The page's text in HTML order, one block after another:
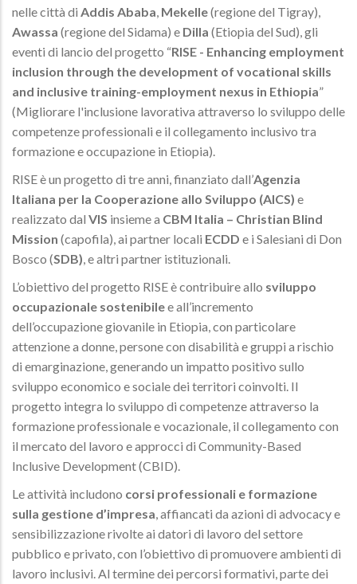
nelle città di Addis Ababa Mekelle(regione del Tigray),
Awassa (regione del Sidama) e Dilla (Etiopia del Sud), gli
eventi di lancio del progetto “RISE - Enhancing employment
inclusion through the development of vocational skills
and inclusive training-employment nexus in Ethiopia”
(Migliorare l'inclusione lavorativa attraverso lo sviluppo delle
competenze professionali e il collegamento inclusivo tra
formazione e occupazione in Etiopia).
RISE è un progetto di tre anni, finanziato dall’Agenzia
Italiana per la Cooperazione allo Sviluppo (AICS) e
realizzato dal VIS insieme a CBM Italia – Christian Blind
Mission (capofila), ai partner locali ECDD e i Salesiani di Don
Bosco (SDB) , e altri partner istituzionali.
L’obiettivo del progetto RISE è contribuire allo sviluppo
occupazionale sostenibilee all’incremento
dell’occupazione giovanile in Etiopia, con particolare
attenzione a donne, persone con disabilità e gruppi a rischio
di emarginazione, generando un impatto positivo sullo
sviluppo economico e sociale dei territori coinvolti. Il
progetto integra lo sviluppo di competenze attraverso la
formazione professionale e vocazionale, il collegamento con
il mercato del lavoro e approcci di Community-Based
Inclusive Development (CBID).
Le attività includono corsi professionali e formazione
sulla gestione d’impresa , affiancati da azioni di advocacy e
sensibilizzazione rivolte ai datori di lavoro del settore
pubblico e privato, con l’obiettivo di promuovere ambienti di
lavoro inclusivi. Al termine dei percorsi formativi, parte dei